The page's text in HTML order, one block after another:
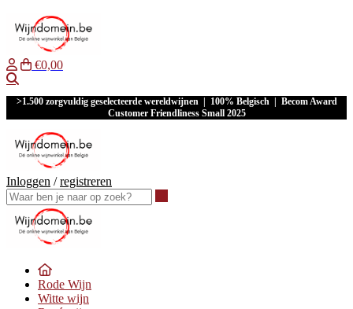
€0,00
>1.500 zorgvuldig geselecteerde wereldwijnen | 100% Belgisch | Becom Award
Customer Friendliness Small 2025
Inloggen /registreren
Rode Wijn
Witte wijn